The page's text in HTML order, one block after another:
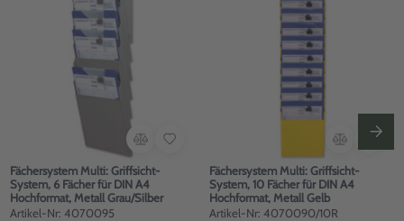
Fächersystem Multi: Griffsicht-
System, 6 Fächer für DIN A4
Hochformat, Metall Grau/Silber
Artikel-Nr: 4070095
Fächersystem Multi: Griffsicht-
System, 10 Fächer für DIN A4
Hochformat, Metall Gelb
Artikel-Nr: 4070090/10R